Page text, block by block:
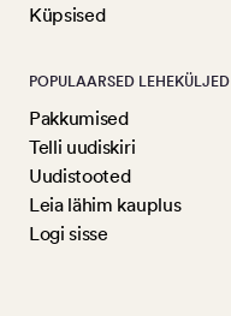
Küpsised
POPULAARSED LEHEKÜLJED
Pakkumised
Telli uudiskiri
Uudistooted
Leia lähim kauplus
Logi sisse